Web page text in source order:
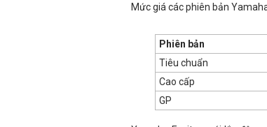
Mức giá các phiên bản
Phiên bản
Tiêu chuẩn
Cao cấp
GP